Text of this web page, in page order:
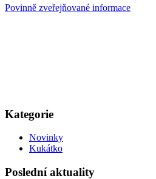
Povinně zveřejňované informace
Kategorie
Novinky
Kukátko
Poslední aktuality